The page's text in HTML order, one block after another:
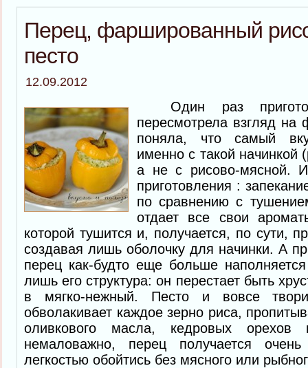
Перец, фаршированный
песто
12.09.2012
Один раз
пересмотрела взгляд
поняла, что самый
именно с такой начинкой
а не с рисово-мясной.
приготовления :
по сравнению с
отдает все свои
которой тушится и, получается, по сути,
создавая лишь оболочку для начинки. А
перец как-будто еще больше
лишь его структура: он перестает быть
в мягко-нежный. Песто и вовсе
обволакивает каждое зерно риса,
оливкового масла, кедровых
немаловажно, перец получается
легкостью обойтись без мясного или